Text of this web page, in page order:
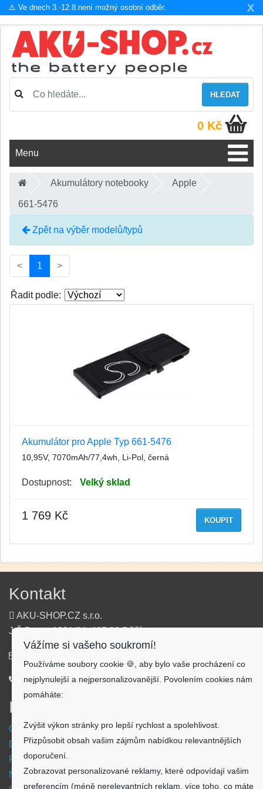
X
⚠️ Ve dnech 3.-12.8.není možný osobní odběr.
HLEDAT
0 Kč
Menu
Akumulátory notebooky Apple
661-5476
Zpět na výběr modelů/typů
< 1 (current)
>
Řadit podle:
Akumulátor pro Apple Typ 661-5476
10,95V, 7070mAh/77,4wh, Li-Pol, černá
Dostupnost: Velký sklad
KOUPIT
1 769 Kč
Kontakt
AKU-SHOP.CZ s.r.o.
J.Š.Baara 1331/34, 405 02 Děčín
720 500 500
Informace
Obchodní podmínky
Doprava a platba
Reklamační formulář
Nastavení cookies
Vážíme si vašeho soukromí!
Používáme soubory cookie 🍪, aby bylo vaše procházení co
nejplynulejší a nejpersonalizovanější. Povolením cookies nám
pomáháte:
Zvýšit výkon stránky pro lepší rychlost a spolehlivost.
Přizpůsobit obsah vašim zájmům nabídkou relevantnějších
doporučení.
Zobrazovat personalizované reklamy, které odpovídají vašim
preferencím (méně nerelevantních reklam, více toho, co máte